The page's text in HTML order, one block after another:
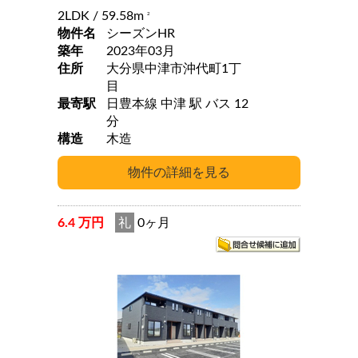
2LDK / 59.58m 2
物件名
シーズンHR
築年
2023年03月
住所
大分県中津市沖代町1丁
目
最寄駅
日豊本線 中津 駅 バス 12
分
構造
木造
6.4 万円 礼 0ヶ月